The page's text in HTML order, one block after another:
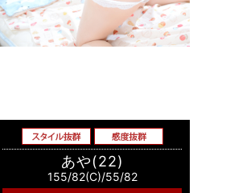
あや(22)
155/82(C)/55/82